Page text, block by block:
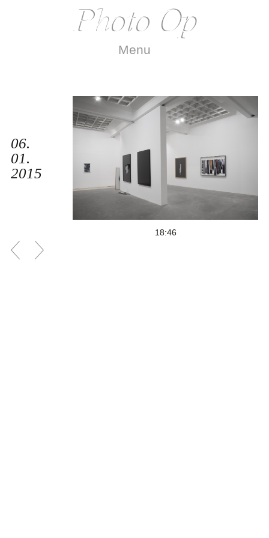
Menu
06.
01.
2015
18:46